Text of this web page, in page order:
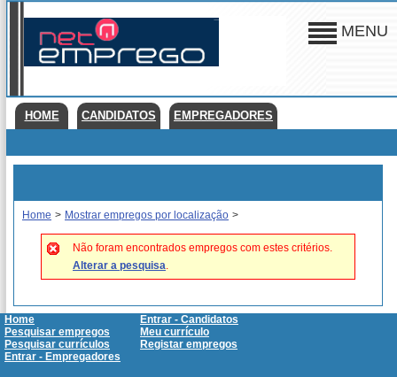
MENU
HOME CANDIDATOS EMPREGADORES
Home > Mostrar empregos por localização >
Não foram encontrados empregos com estes critérios.
Alterar a pesquisa.
Home
Entrar - Candidatos
Pesquisar empregos
Meu currículo
Pesquisar currículos
Registar empregos
Entrar - Empregadores